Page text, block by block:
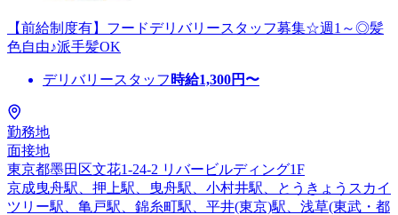
【前給制度有】フードデリバリースタッフ募集☆週1～◎髪
色自由♪派手髪OK
デリバリースタッフ 時給1,300円〜
勤務地
面接地
東京都墨田区文花1-24-2 リバービルディング1F
京成曳舟駅、押上駅、曳舟駅、小村井駅、とうきょうスカイ
ツリー駅、亀戸駅、錦糸町駅、平井(東京)駅、浅草(東武・都